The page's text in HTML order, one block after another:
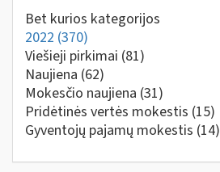
Bet kurios kategorijos
2022 (370)
Viešieji pirkimai (81)
Naujiena (62)
Mokesčio naujiena (31)
Pridėtinės vertės mokestis (15)
Gyventojų pajamų mokestis (14)